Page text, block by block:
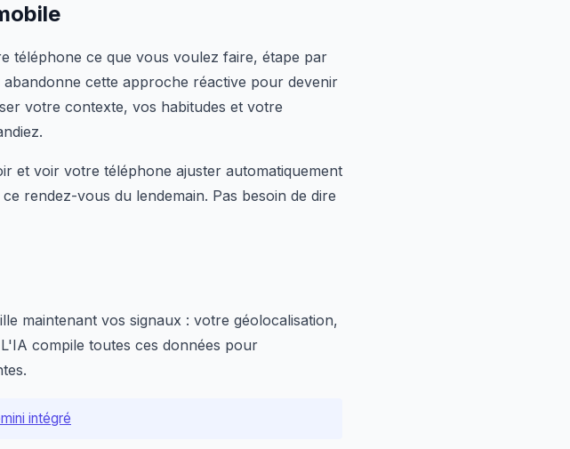
téléphone ce que vous voulez faire, étape par
abandonne cette approche réactive pour devenir
votre contexte, vos habitudes et votre
et voir votre téléphone ajuster automatiquement
rendez-vous du lendemain. Pas besoin de dire
maintenant vos signaux : votre géolocalisation,
compile toutes ces données pour
intégré